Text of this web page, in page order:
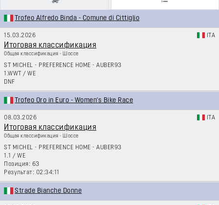
Trofeo Alfredo Binda - Comune di Cittiglio
15.03.2026 ITA
Итоговая классификация
Общая классификация - Шоссе
ST MICHEL - PREFERENCE HOME - AUBER93
1.WWT / WE
DNF
Trofeo Oro in Euro - Women's Bike Race
08.03.2026 ITA
Итоговая классификация
Общая классификация - Шоссе
ST MICHEL - PREFERENCE HOME - AUBER93
1.1 / WE
63
02:34:11
Strade Bianche Donne